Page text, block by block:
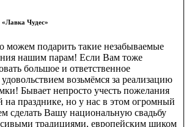
«Лавка Чудес»
можем подарить такие незабываемые
нашим парам! Если Вам тоже
большое и ответственное
возьмёмся за реализацию
Бывает непросто учесть пожелания
празднике, но у нас в этом огромный
сделать Вашу национальную свадьбу
традициями, европейским шиком